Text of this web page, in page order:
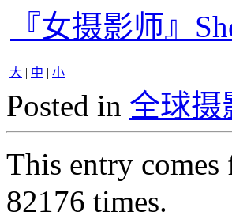
『女摄影师』
大 | 中 | 小
Posted in 全球摄
This entry comes
82176 times.